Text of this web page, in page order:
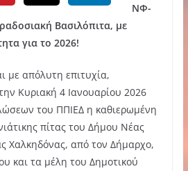
ΝΦ-
Βασιλόπιτα, με
για το 2026!
με απόλυτη επιτυχία,
Κυριακή 4 Ιανουαρίου 2026
του ΠΠΙΕΔ η καθιερωμένη
πίτας του Δήμου Νέας
Χαλκηδόνας, από τον Δήμαρχο,
και τα μέλη του Δημοτικού